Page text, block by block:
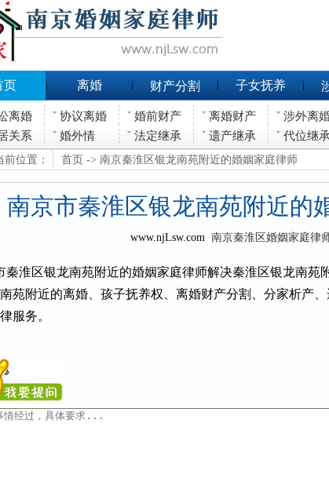
页 离婚 财产分割 子女抚养
离婚 协议离婚 婚前财产 离婚财产 涉外离
关系
婚外情 法定继承 遗产继承 代位继承
前位置： 首页 -> 南京秦淮区银龙南苑附近的婚姻家庭律师
南京市秦淮区银龙南苑附近的
www.njLsw.com 南京秦淮区婚姻家庭律
秦淮区银龙南苑附近的婚姻家庭律师解决秦淮区银龙南苑
苑附近的离婚、孩子抚养权、离婚财产分割、分家析产
服务。